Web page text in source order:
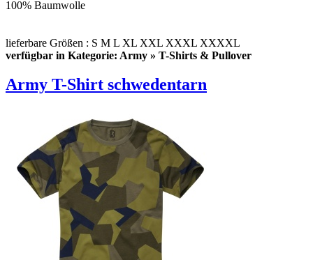
100% Baumwolle
lieferbare Größen : S M L XL XXL XXXL XXXXL
verfügbar in Kategorie: Army » T-Shirts & Pullover
Army T-Shirt schwedentarn